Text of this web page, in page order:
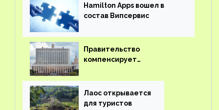
Hamilton Apps вошел в
состав Випсервис
Правительство
компенсирует
вывоз россиян из-за рубежа
Лаос открывается
для туристов